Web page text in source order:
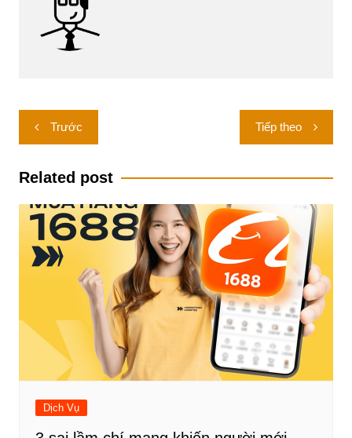
Điều
hướng
bài
Trước Tiếp theo
Related post
Dịch Vụ